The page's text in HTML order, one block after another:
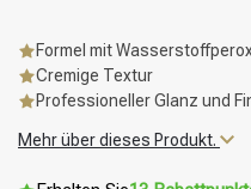
Formel mit
Cremige Textur
Professioneller Glanz und
Mehr über dieses Produkt.